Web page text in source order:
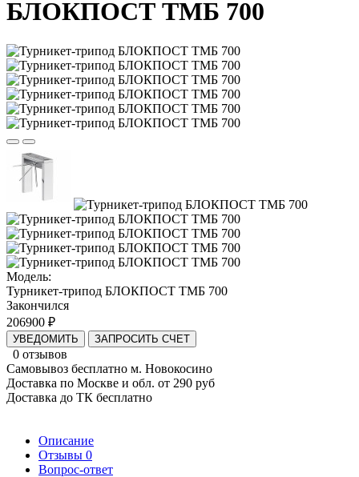
БЛОКПОСТ ТМБ 700
Модель:
Турникет-трипод БЛОКПОСТ ТМБ 700
Закончился
206900 ₽
УВЕДОМИТЬ ЗАПРОСИТЬ СЧЕТ
0 отзывов
Самовывоз бесплатно м. Новокосино
Доставка по Москве и обл. от 290 руб
Доставка до ТК бесплатно
Описание
Отзывы 0
Вопрос-ответ